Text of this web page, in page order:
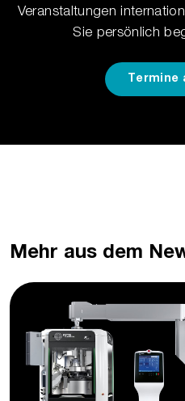
Veranstaltungen
Sie persönlich
Termine
Mehr aus dem